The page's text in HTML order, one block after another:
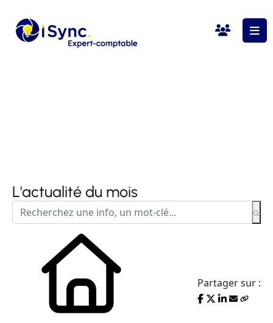
L'actualité du mois
Partager sur :